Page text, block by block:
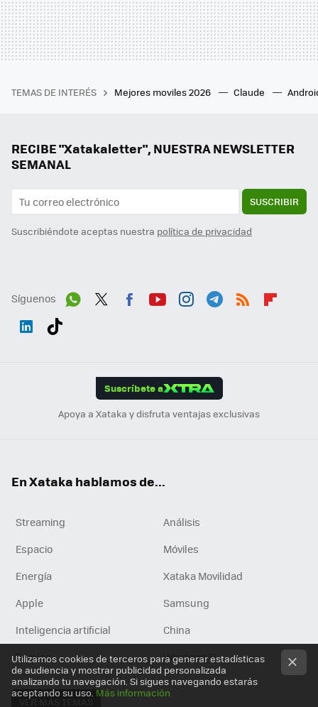
TEMAS DE INTERÉS Mejores moviles 2026 Claude
RECIBE "Xatakaletter", NUESTRA NEWSLETTER
SEMANAL
SUSCRIBIR
Suscribiéndote aceptas nuestra política de privacidad
Síguenos
Suscríbete a
Apoya a Xataka y disfruta ventajas exclusivas
En Xataka hablamos de...
Streaming
Análisis
Espacio
Móviles
Energía
Xataka Movilidad
Apple
Samsung
Inteligencia artificial
China
Empleo
Windows 11
VER MÁS TEMAS
Utilizamos cookies de terceros para generar estadísticas
de audiencia y mostrar publicidad personalizada
analizando tu navegación. Si sigues navegando estarás
aceptando su uso. Más información